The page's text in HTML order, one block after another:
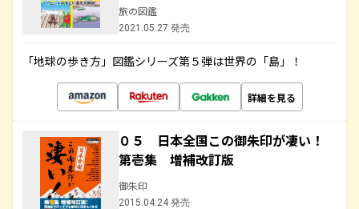
旅の図鑑
2021.05.27 発売
「地球の歩き方」図鑑シリーズ第５弾は世界の「島」！
詳細を見る
０５ 日本全国この御朱印が凄い！
第壱集 増補改訂版
御朱印
2015.04.24 発売